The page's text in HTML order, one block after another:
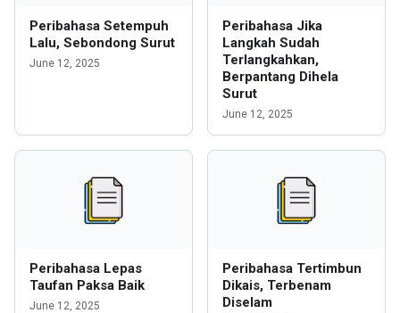
Peribahasa Setempuh
Lalu, Sebondong Surut
June 12, 2025
Peribahasa Jika
Langkah Sudah
Terlangkahkan,
Berpantang Dihela
Surut
June 12, 2025
Peribahasa Lepas
Taufan Paksa Baik
June 12, 2025
Peribahasa Tertimbun
Dikais, Terbenam
Diselam